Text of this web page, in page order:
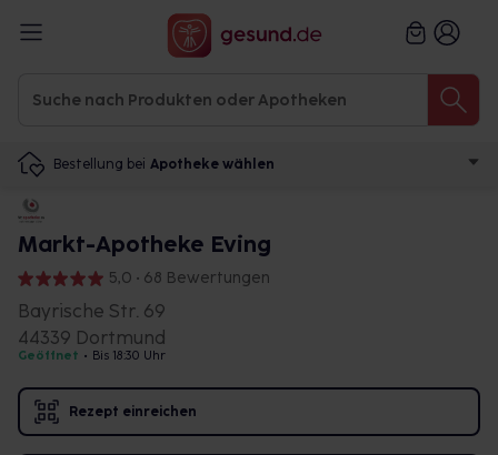
Bestellung bei Apotheke wählen
Markt-Apotheke Eving
5,0 • 68 Bewertungen
Bayrische Str. 69
44339 Dortmund
Geöffnet • Bis 18:30 Uhr
Rezept einreichen